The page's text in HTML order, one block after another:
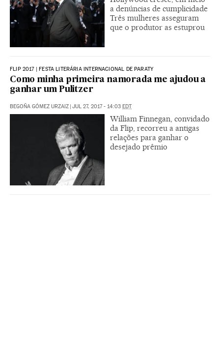
a denúncias de cumplicidade
Três mulheres asseguram
que o produtor as estuprou
FLIP 2017 | FESTA LITERÁRIA INTERNACIONAL DE PARATY
Como minha primeira namorada me ajudou a
ganhar um Pulitzer
BEGOÑA GÓMEZ URZAIZ | JUL 27, 2017 - 14:03 EDT
William Finnegan, convidado
da Flip, recorreu a antigas
relações para ganhar o
desejado prêmio